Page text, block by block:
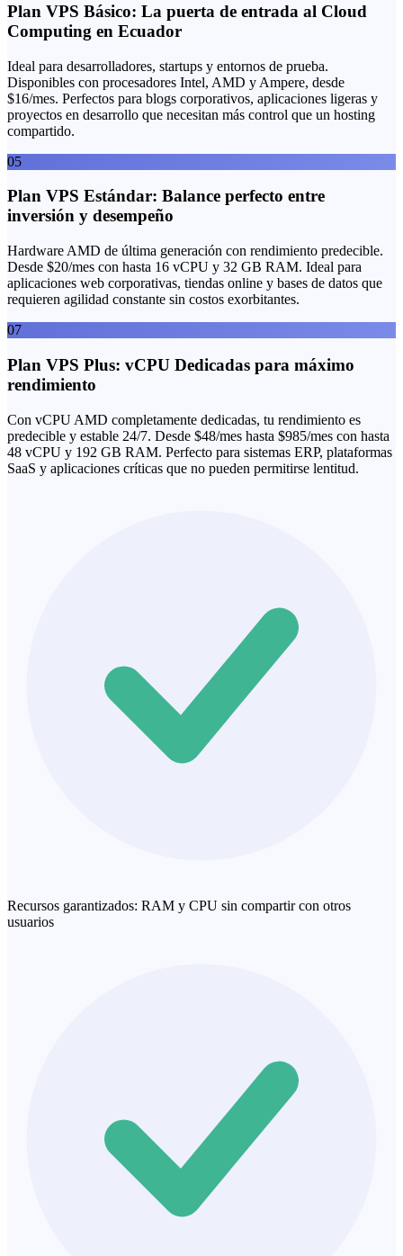
Plan VPS Básico: La puerta de entrada al Cloud
Computing en Ecuador
Ideal para desarrolladores, startups y entornos de prueba.
Disponibles con procesadores Intel, AMD y Ampere, desde
$16/mes. Perfectos para blogs corporativos, aplicaciones ligeras y
proyectos en desarrollo que necesitan más control que un hosting
compartido.
05
Plan VPS Estándar: Balance perfecto entre
inversión y desempeño
Hardware AMD de última generación con rendimiento predecible.
Desde $20/mes con hasta 16 vCPU y 32 GB RAM. Ideal para
aplicaciones web corporativas, tiendas online y bases de datos que
requieren agilidad constante sin costos exorbitantes.
07
Plan VPS Plus: vCPU Dedicadas para máximo
rendimiento
Con vCPU AMD completamente dedicadas, tu rendimiento es
predecible y estable 24/7. Desde $48/mes hasta $985/mes con hasta
48 vCPU y 192 GB RAM. Perfecto para sistemas ERP, plataformas
SaaS y aplicaciones críticas que no pueden permitirse lentitud.
Recursos garantizados: RAM y CPU sin compartir con otros
usuarios